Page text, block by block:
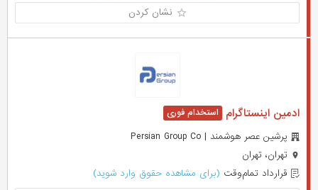
نشان کردن
ادمین اینستاگرام
پرشین عصر هوشمند | Persian Group Co
تهران، تهران
قرارداد تمام‌وقت (برای مشاهده حقوق وارد شوید)